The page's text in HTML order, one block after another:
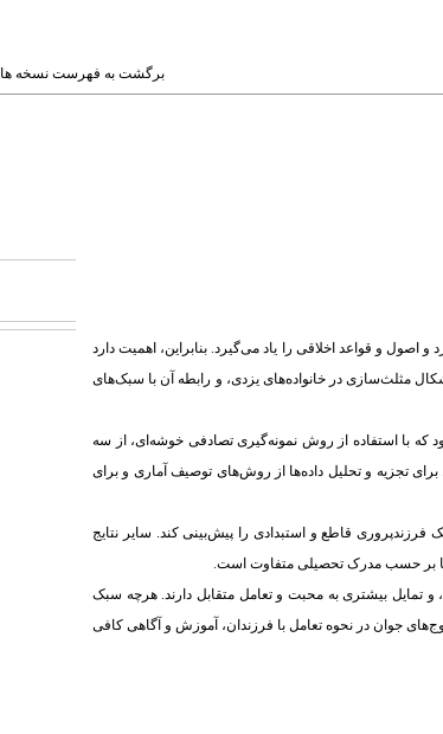
برگشت به فهرست نسخه ها
و قواعد اخلاقی را یاد می‌گیرد. بنابراین، اهمیت دارد
مثلث‌سازی در خانواده‌های یزدی، و رابطه آن با سبک‌های
که با استفاده از روش نمونه‌گیری تصادفی خوشه‌ای، از سه
تجزیه و تحلیل داده‌ها از روش‌های توصیف آماری و برای
قاطع و استبدادی را پیش‌بینی کند. سایر نتایج
اما بر حسب مدرک تحصیلی متفاوت است.
و تمایل بیشتری به محبت و تعامل متقابل دارند. هرچه سبک‌
جوان در نحوه تعامل با فرزندان، آموزش و آگاهی کافی